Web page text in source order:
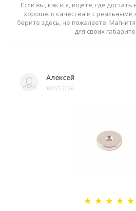
Если вы, как и я, ищете, где
хорошего качества и с реальными
берите здесь, не пожалеете.
для своих
Алексей
03.05.2026